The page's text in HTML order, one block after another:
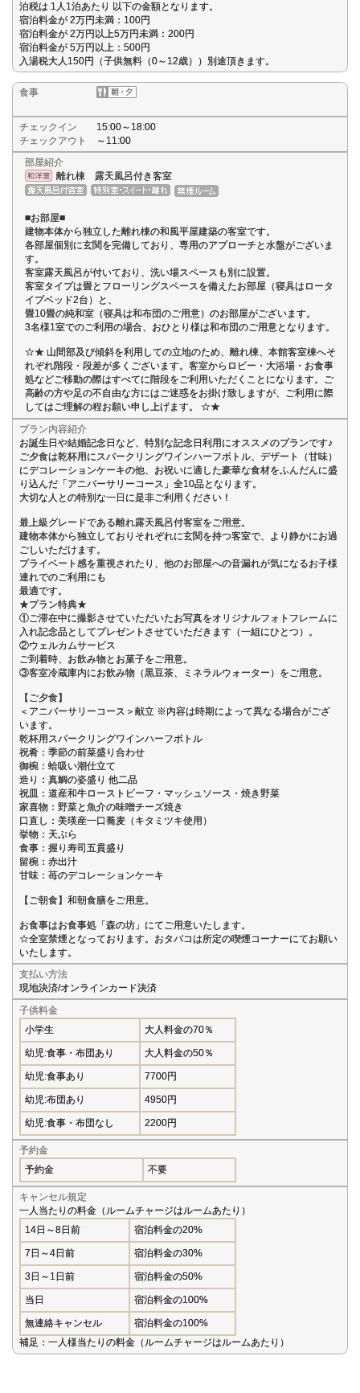
泊税は 1人1泊あたり 以下の金額となります。
宿泊料金が 2万円未満：100円
宿泊料金が 2万円以上5万円未満：200円
宿泊料金が 5万円以上：500円
入湯税大人150円（子供無料（0～12歳））別途頂きます。
食事
チェックイン
15:00～18:00
チェックアウト
～11:00
部屋紹介
離れ棟 露天風呂付き客室
■お部屋■
建物本体から独立した離れ棟の和風平屋建築の客室です。
各部屋個別に玄関を完備しており、専用のアプローチと水盤がございま
す。
客室露天風呂が付いており、洗い場スペースも別に設置。
客室タイプは畳とフローリングスペースを備えたお部屋（寝具はロータ
イプベッド2台）と、
畳10畳の純和室（寝具は和布団のご用意）のお部屋がございます。
3名様1室でのご利用の場合、おひとり様は和布団のご用意となります。
☆★ 山間部及び傾斜を利用しての立地のため、離れ棟、本館客室棟へそ
れぞれ階段・段差が多くございます。客室からロビー・大浴場・お食事
処などご移動の際はすべてに階段をご利用いただくことになります。ご
高齢の方や足の不自由な方にはご迷惑をお掛け致しますが、ご利用に際
してはご理解の程お願い申し上げます。 ☆★
プラン内容紹介
お誕生日や結婚記念日など、特別な記念日利用にオススメのプランです♪
ご夕食は乾杯用にスパークリングワインハーフボトル、デザート（甘味）
にデコレーションケーキの他、お祝いに適した豪華な食材をふんだんに盛
り込んだ「アニバーサリーコース」全10品となります。
大切な人との特別な一日に是非ご利用ください！
最上級グレードである離れ露天風呂付客室をご用意。
建物本体から独立しておりそれぞれに玄関を持つ客室で、より静かにお過
ごしいただけます。
プライベート感を重視されたり、他のお部屋への音漏れが気になるお子様
連れでのご利用にも
最適です。
★プラン特典★
①ご滞在中に撮影させていただいたお写真をオリジナルフォトフレームに
入れ記念品としてプレゼントさせていただきます（一組にひとつ）。
②ウェルカムサービス
ご到着時、お飲み物とお菓子をご用意。
③客室冷蔵庫内にお飲み物（黒豆茶、ミネラルウォーター）をご用意。
【ご夕食】
＜アニバーサリーコース＞献立 ※内容は時期によって異なる場合がござ
います。
乾杯用スパークリングワインハーフボトル
祝肴：季節の前菜盛り合わせ
御椀：蛤吸い潮仕立て
造り：真鯛の姿盛り 他二品
祝皿：道産和牛ローストビーフ・マッシュソース・焼き野菜
家喜物：野菜と魚介の味噌チーズ焼き
口直し：美瑛産一口蕎麦（キタミツキ使用）
挙物：天ぷら
食事：握り寿司五貫盛り
留椀：赤出汁
甘味：苺のデコレーションケーキ
【ご朝食】和朝食膳をご用意。
お食事はお食事処「森の坊」にてご用意いたします。
☆全室禁煙となっております。おタバコは所定の喫煙コーナーにてお願い
いたします。
支払い方法
現地決済/オンラインカード決済
子供料金
小学生
大人料金の70％
幼児:食事・布団あり 大人料金の50％
幼児:食事あり 7700円
幼児:布団あり 4950円
幼児:食事・布団なし 2200円
予約金
予約金
不要
キャンセル規定
一人当たりの料金（ルームチャージはルームあたり）
14日～8日前
宿泊料金の20%
7日～4日前 宿泊料金の30%
3日～1日前 宿泊料金の50%
当日 宿泊料金の100%
無連絡キャンセル
宿泊料金の100%
補足：一人様当たりの料金（ルームチャージはルームあたり）